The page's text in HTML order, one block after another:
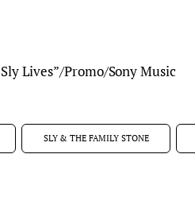
Lives”/Promo/Sony Music
SLY & THE FAMILY STONE